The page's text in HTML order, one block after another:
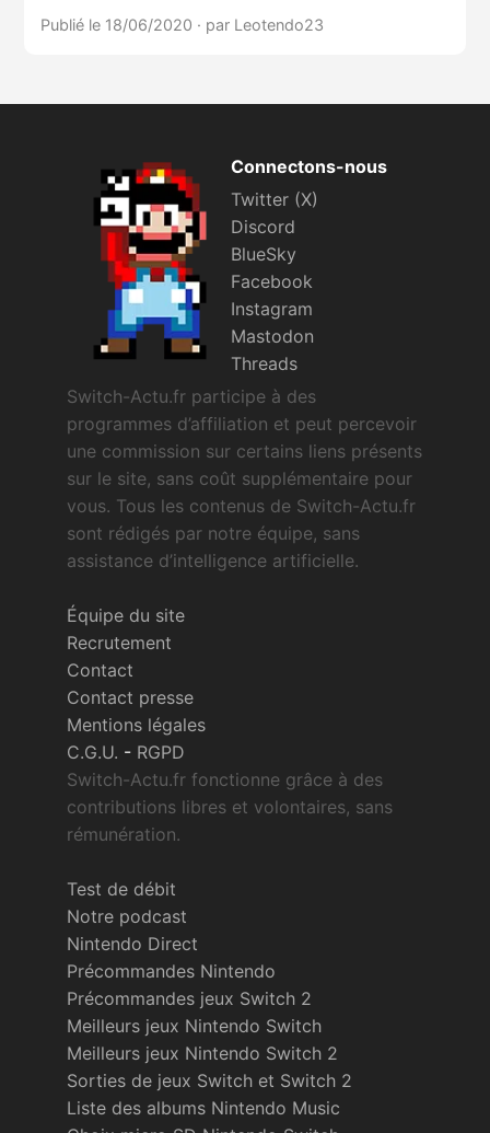
Publié le 18/06/2020 · par Leotendo23
Connectons-nous
Twitter (X)
Discord
BlueSky
Facebook
Instagram
Mastodon
Threads
Switch-Actu.fr participe à des
programmes d’affiliation et peut percevoir
une commission sur certains liens présents
sur le site, sans coût supplémentaire pour
vous. Tous les contenus de Switch-Actu.fr
sont rédigés par notre équipe, sans
assistance d’intelligence artificielle.
Équipe du site
Recrutement
Contact
Contact presse
Mentions légales
C.G.U. - RGPD
Switch-Actu.fr fonctionne grâce à des
contributions libres et volontaires, sans
rémunération.
Test de débit
Notre podcast
Nintendo Direct
Précommandes Nintendo
Précommandes jeux Switch 2
Meilleurs jeux Nintendo Switch
Meilleurs jeux Nintendo Switch 2
Sorties de jeux Switch et Switch 2
Liste des albums Nintendo Music